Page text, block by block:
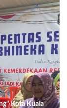
Kota Kuala